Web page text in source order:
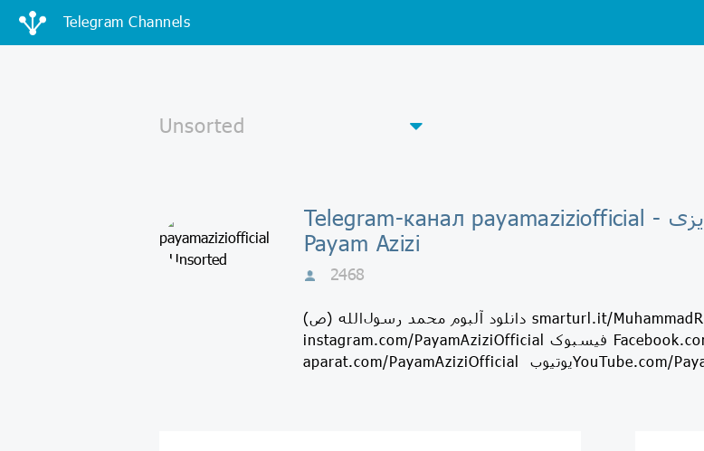
Telegram Channels
Telegram-канал payamaziziofficial - پیام عزیزی |
Payam Azizi
2468
دانلود آلبوم محمد‌ رسول‌الله ‌(ص) smarturl.it/MuhammadRasoolAllah اینستاگرام
instagram.com/PayamAziziOfficial فیسبوک Facebook.com/PayamAziziOfficial آپارات